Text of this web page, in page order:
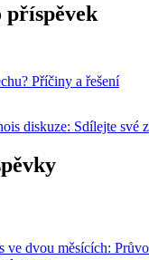
příspěvek
Příčiny a řešení
diskuze: Sdílejte své